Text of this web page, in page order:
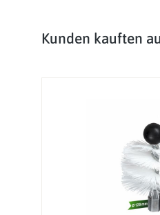
Produktgalerie
Kunden kauften